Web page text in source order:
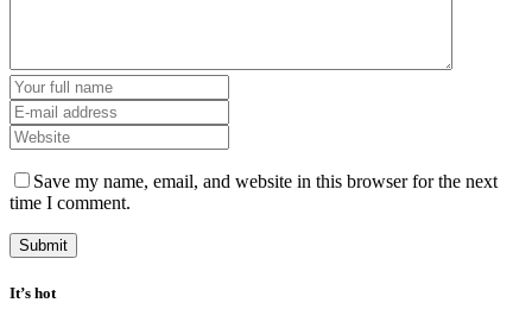
Save my name, email, and website in this browser for the next
time I comment.
It’s hot